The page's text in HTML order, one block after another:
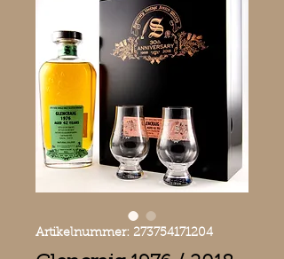
Artikelnummer: 273754171204